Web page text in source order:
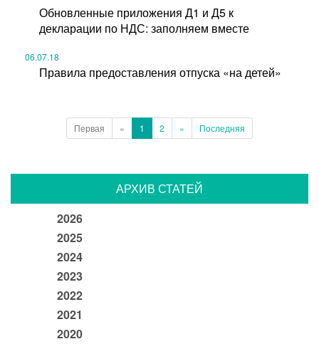
Обновленные приложения Д1 и Д5 к
декларации по НДС: заполняем вместе
06.07.18
Правила предоставления отпуска «на детей»
Первая « 1 2 » Последняя
АРХИВ СТАТЕЙ
2026
2025
2024
2023
2022
2021
2020